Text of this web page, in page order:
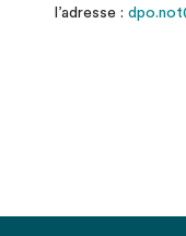
l’adresse :